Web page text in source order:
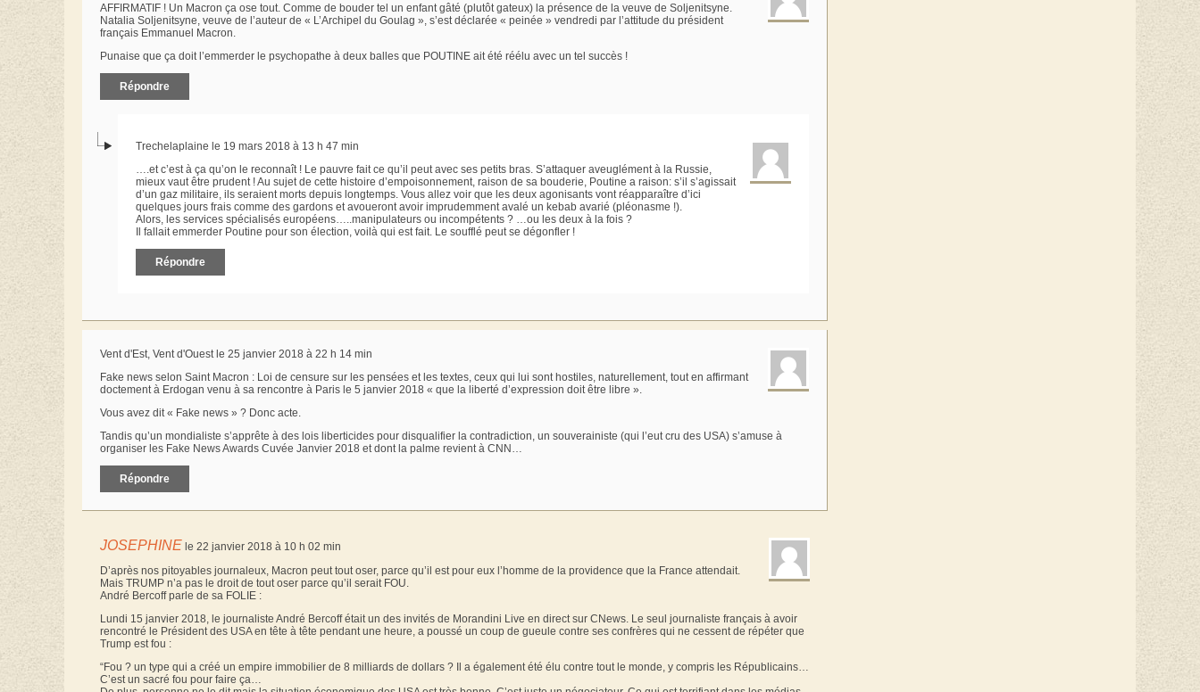
AFFIRMATIF ! Un Macron ça ose tout. Comme de bouder tel un enfant gâté (plutôt gateux) la présence de la veuve de Soljenitsyne.
Natalia Soljenitsyne, veuve de l’auteur de « L’Archipel du Goulag », s’est déclarée « peinée » vendredi par l’attitude du président
français Emmanuel Macron.
Punaise que ça doit l’emmerder le psychopathe à deux balles que POUTINE ait été réélu avec un tel succès !
Répondre
Trechelaplaine le 19 mars 2018 à 13 h 47 min
….et c’est à ça qu’on le reconnaît ! Le pauvre fait ce qu’il peut avec ses petits bras. S’attaquer aveuglément à la Russie,
mieux vaut être prudent ! Au sujet de cette histoire d’empoisonnement, raison de sa bouderie, Poutine a raison: s’il s’agissait
d’un gaz militaire, ils seraient morts depuis longtemps. Vous allez voir que les deux agonisants vont réapparaître d’ici
quelques jours frais comme des gardons et avoueront avoir imprudemment avalé un kebab avarié (pléonasme !).
Alors, les services spécialisés européens…..manipulateurs ou incompétents ? …ou les deux à la fois ?
Il fallait emmerder Poutine pour son élection, voilà qui est fait. Le soufflé peut se dégonfler !
Répondre
Vent d'Est, Vent d'Ouest le 25 janvier 2018 à 22 h 14 min
Fake news selon Saint Macron : Loi de censure sur les pensées et les textes, ceux qui lui sont hostiles, naturellement, tout en affirmant
doctement à Erdogan venu à sa rencontre à Paris le 5 janvier 2018 « que la liberté d’expression doit être libre ».
Vous avez dit « Fake news » ? Donc acte.
Tandis qu’un mondialiste s’apprête à des lois liberticides pour disqualifier la contradiction, un souverainiste (qui l’eut cru des USA) s’amuse à
organiser les Fake News Awards Cuvée Janvier 2018 et dont la palme revient à CNN…
Répondre
JOSEPHINE le 22 janvier 2018 à 10 h 02 min
D’après nos pitoyables journaleux, Macron peut tout oser, parce qu’il est pour eux l’homme de la providence que la France attendait.
Mais TRUMP n’a pas le droit de tout oser parce qu’il serait FOU.
André Bercoff parle de sa FOLIE :
Lundi 15 janvier 2018, le journaliste André Bercoff était un des invités de Morandini Live en direct sur CNews. Le seul journaliste français à avoir
rencontré le Président des USA en tête à tête pendant une heure, a poussé un coup de gueule contre ses confrères qui ne cessent de répéter que
Trump est fou :
“Fou ? un type qui a créé un empire immobilier de 8 milliards de dollars ? Il a également été élu contre tout le monde, y compris les Républicains…
C’est un sacré fou pour faire ça…